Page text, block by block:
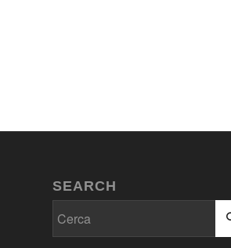
SEARCH